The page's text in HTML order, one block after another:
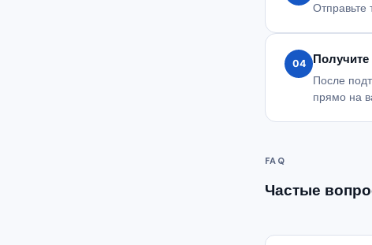
Отправьте
04
После
прямо на
FAQ
Частые